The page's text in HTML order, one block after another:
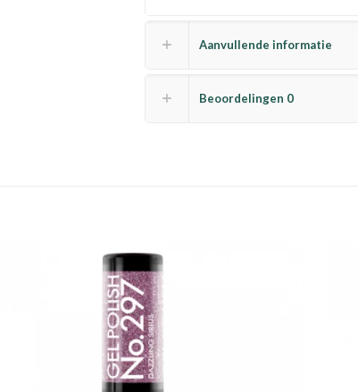
Aanvullende informatie
Beoordelingen 0